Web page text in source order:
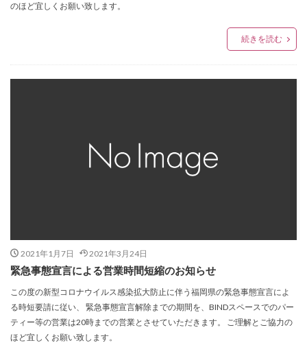
のほど宜しくお願い致します。
続きを読む
2021年1月7日 2021年3月24日
緊急事態宣言による営業時間短縮のお知らせ
この度の新型コロナウイルス感染拡大防止に伴う福岡県の緊急事態宣言によ
る時短要請に従い、 緊急事態宣言解除までの期間を、BINDスペースでのパー
ティー等の営業は20時までの営業とさせていただきます。 ご理解とご協力の
ほど宜しくお願い致します。